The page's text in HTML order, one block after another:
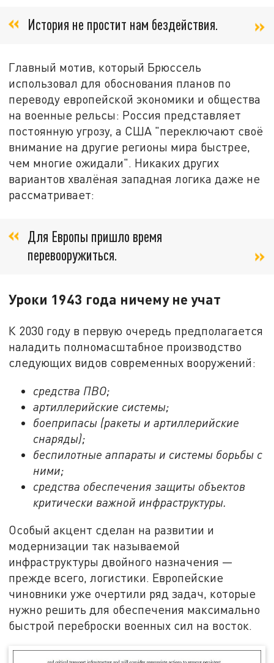
История не простит нам бездействия.
Главный мотив, который Брюссель
использовал для обоснования планов по
переводу европейской экономики и общества
на военные рельсы: Россия представляет
постоянную угрозу, а США "переключают своё
внимание на другие регионы мира быстрее,
чем многие ожидали". Никаких других
вариантов хвалёная западная логика даже не
рассматривает:
Для Европы пришло время
перевооружиться.
Уроки 1943 года ничему не учат
К 2030 году в первую очередь предполагается
наладить полномасштабное производство
следующих видов современных вооружений:
средства ПВО;
артиллерийские системы;
боеприпасы (ракеты и артиллерийские
снаряды);
беспилотные аппараты и системы борьбы с
ними;
средства обеспечения защиты объектов
критически важной инфраструктуры.
Особый акцент сделан на развитии и
модернизации так называемой
инфраструктуры двойного назначения —
прежде всего, логистики. Европейские
чиновники уже очертили ряд задач, которые
нужно решить для обеспечения максимально
быстрой переброски военных сил на восток.